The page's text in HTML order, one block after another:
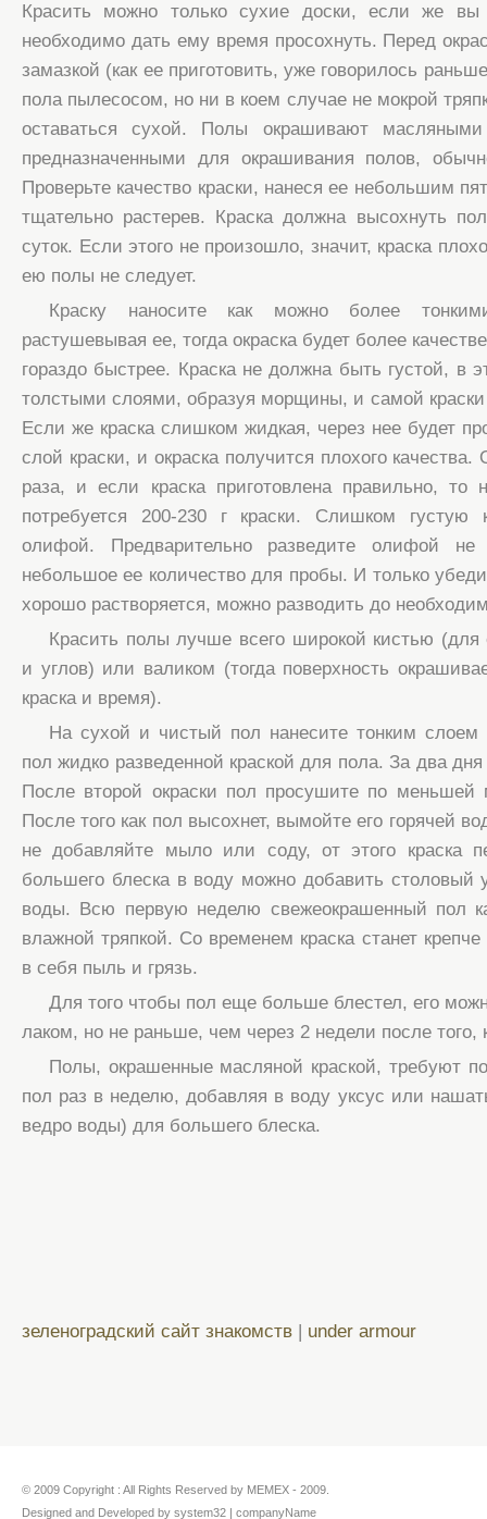
Красить можно только сухие доски, если же
необходимо дать ему время просохнуть. Перед
замазкой (как ее приготовить, уже говорилось
пола пылесосом, но ни в коем случае не мокрой
оставаться сухой. Полы окрашивают масляными
предназначенными для окрашивания полов,
Проверьте качество краски, нанеся ее небольшим
тщательно растерев. Краска должна высохнуть
суток. Если этого не произошло, значит, краска
ею полы не следует.
Краску наносите как можно более
растушевывая ее, тогда окраска будет более
гораздо быстрее. Краска не должна быть густой, в
толстыми слоями, образуя морщины, и самой краски
Если же краска слишком жидкая, через нее будет
слой краски, и окраска получится плохого
раза, и если краска приготовлена правильно,
потребуется 200-230 г краски. Слишком густую
олифой. Предварительно разведите олифой
небольшое ее количество для пробы. И только
хорошо растворяется, можно разводить до
Красить полы лучше всего широкой кистью (для
и углов) или валиком (тогда поверхность
краска и время).
На сухой и чистый пол нанесите тонким слоем
пол жидко разведенной краской для пола. За два
После второй окраски пол просушите по
После того как пол высохнет, вымойте его горячей
не добавляйте мыло или соду, от этого краска
большего блеска в воду можно добавить столовый
воды. Всю первую неделю свежеокрашенный пол
влажной тряпкой. Со временем краска станет
в себя пыль и грязь.
Для того чтобы пол еще больше блестел, его
лаком, но не раньше, чем через 2 недели после того,
Полы, окрашенные масляной краской, требуют
пол раз в неделю, добавляя в воду уксус или
ведро воды) для большего блеска.
зеленоградский сайт знакомств | under armour
© 2009 Copyright : All Rights Reserved by MEMEX - 2009.
Designed and Developed by system32 | companyName